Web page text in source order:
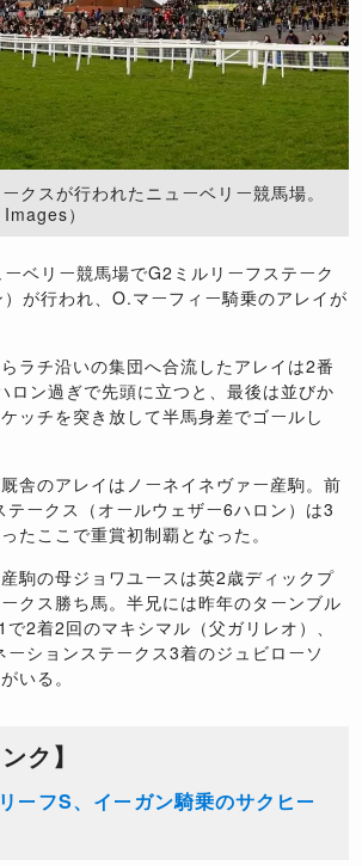
クスが行われたニューベリー競馬場。
）
ベリー競馬場でG2ミルリーフステーク
が行われ、O.マーフィー騎乗のアレイが
ラチ沿いの集団へ合流したアレイは2番
ロン過ぎで先頭に立つと、最後は並びか
ッチを突き放して半馬身差でゴールし
舎のアレイはノーネイネヴァー産駒。前
テークス（オールウェザー6ハロン）は3
たここで重賞初制覇となった。
駒の母ジョワユースは英2歳ディックプ
クス勝ち馬。半兄には昨年のターンブル
2着2回のマキシマル（父ガリレオ）、
ションステークス3着のジュビローソ
いる。
ク】
ーフS、イーガン騎乗のサクヒー